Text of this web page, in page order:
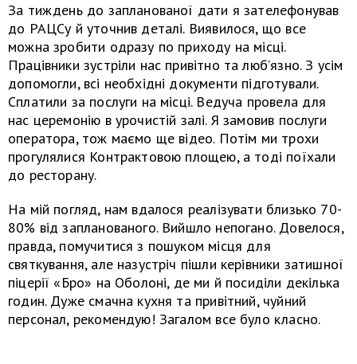
За тиждень до запланованої дати я зателефонував
до РАЦСу й уточнив деталі. Виявилося, що все
можна зробити одразу по приходу на місці.
Працівники зустріли нас привітно та люб’язно. З усім
допомогли, всі необхідні документи підготували.
Сплатили за послуги на місці. Ведуча провела для
нас церемонію в урочистій залі. Я замовив послуги
оператора, тож маємо ще відео. Потім ми трохи
прогулялися Контрактовою площею, а тоді поїхали
до ресторану.
На мій погляд, нам вдалося реалізувати близько 70-
80% від запланованого. Вийшло непогано. Довелося,
правда, помучитися з пошуком місця для
святкування, але назустріч пішли керівники затишної
піцерії «Бро» на Оболоні, де ми й посиділи декілька
годин. Дуже смачна кухня та привітний, чуйний
персонал, рекомендую! Загалом все було класно.